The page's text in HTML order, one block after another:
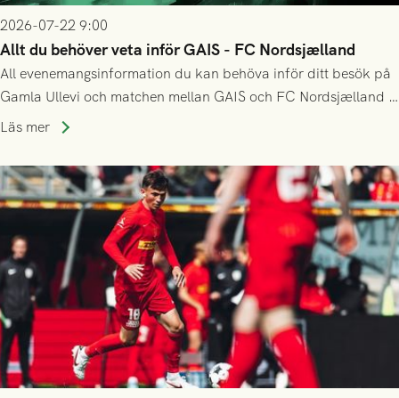
2026-07-22 9:00
Allt du behöver veta inför GAIS - FC Nordsjælland
All evenemangsinformation du kan behöva inför ditt besök på
Gamla Ullevi och matchen mellan GAIS och FC Nordsjælland i
kvalet till Conference League! Avspark kl 19.00 på torsdag
Läs mer